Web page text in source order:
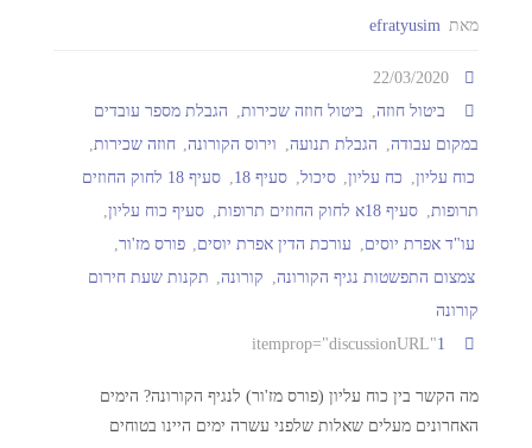
מאת efratyusim
22/03/2020
ביטול חוזה
ביטול חוזה שכירות
הגבלת מספר עובדים
במקום עבודה, הגבלת תנועה, וירוס הקורונה, חוזה שכירות
כוח עליון, כח עליון, סיכול סעיף 18
סעיף 18 לחוק החוזים
תרופות
סעיף 18א לחוק החוזים תרופות סעיף כוח עליון,
עו"ד אפרת יוסים
עורכת הדין אפרת יוסים פורס מז'ור
צמצום התפשטות נגיף הקורונה, קורונה,
תקנות שעת חירום
קורונה
1
מה הקשר בין כוח עליון (פורס מז'ור) לנגיף הקורונה? הימים
האחרונים מעלים שאלות שלפני עשרה ימים היינו בטוחים